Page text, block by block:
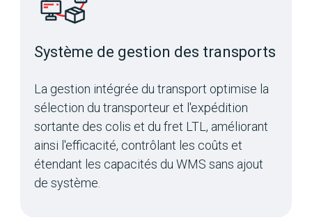
Système de gestion des transports
La gestion intégrée du transport optimise la
sélection du transporteur et l'expédition
sortante des colis et du fret LTL, améliorant
ainsi l'efficacité, contrôlant les coûts et
étendant les capacités du WMS sans ajout
de système.